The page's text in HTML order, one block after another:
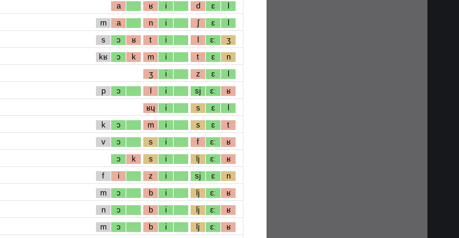
a ʁ i d ɛ l
m a n i ʃ ɛ l
s ɔ ʁ t i l ɛː ʒ
kʁ ɔ k m i t ɛ n
ʒ i z ɛ l
p ɔ l i sj ɛː ʁ
ʁɥ i s ɛ l
k ɔ m i s ɛ t
v ɔ s i f ɛː ʁ
ɔ k s i lj ɛː ʁ
f i z i sj ɛ n
m ɔ b i lj ɛː ʁ
n ɔ b i lj ɛː ʁ
m ɔ b i lj ɛː ʁ